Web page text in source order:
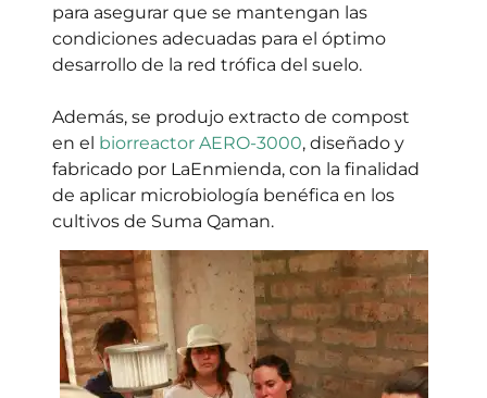
para asegurar que se mantengan las
condiciones adecuadas para el óptimo
desarrollo de la red trófica del suelo.
Además, se produjo extracto de compost
en el biorreactor AERO-3000, diseñado y
fabricado por LaEnmienda, con la finalidad
de aplicar microbiología benéfica en los
cultivos de Suma Qaman.